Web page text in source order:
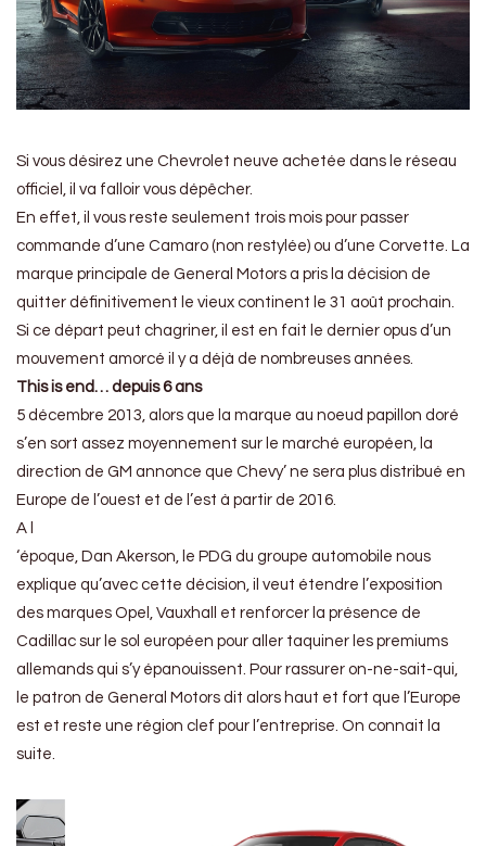
Si vous désirez une Chevrolet neuve achetée dans le réseau
officiel, il va falloir vous dépêcher.
En effet, il vous reste seulement trois mois pour passer
commande d’une Camaro (non restylée) ou d’une Corvette. La
marque principale de General Motors a pris la décision de
quitter définitivement le vieux continent le 31 août prochain.
Si ce départ peut chagriner, il est en fait le dernier opus d’un
mouvement amorcé il y a déjà de nombreuses années.
This is end… depuis 6 ans
5 décembre 2013, alors que la marque au noeud papillon doré
s’en sort assez moyennement sur le marché européen, la
direction de GM annonce que Chevy’ ne sera plus distribué en
Europe de l’ouest et de l’est à partir de 2016.
A l
‘époque, Dan Akerson, le PDG du groupe automobile nous
explique qu’avec cette décision, il veut étendre l’exposition
des marques Opel, Vauxhall et renforcer la présence de
Cadillac sur le sol européen pour aller taquiner les premiums
allemands qui s’y épanouissent. Pour rassurer on-ne-sait-qui,
le patron de General Motors dit alors haut et fort que l’Europe
est et reste une région clef pour l’entreprise. On connait la
suite.